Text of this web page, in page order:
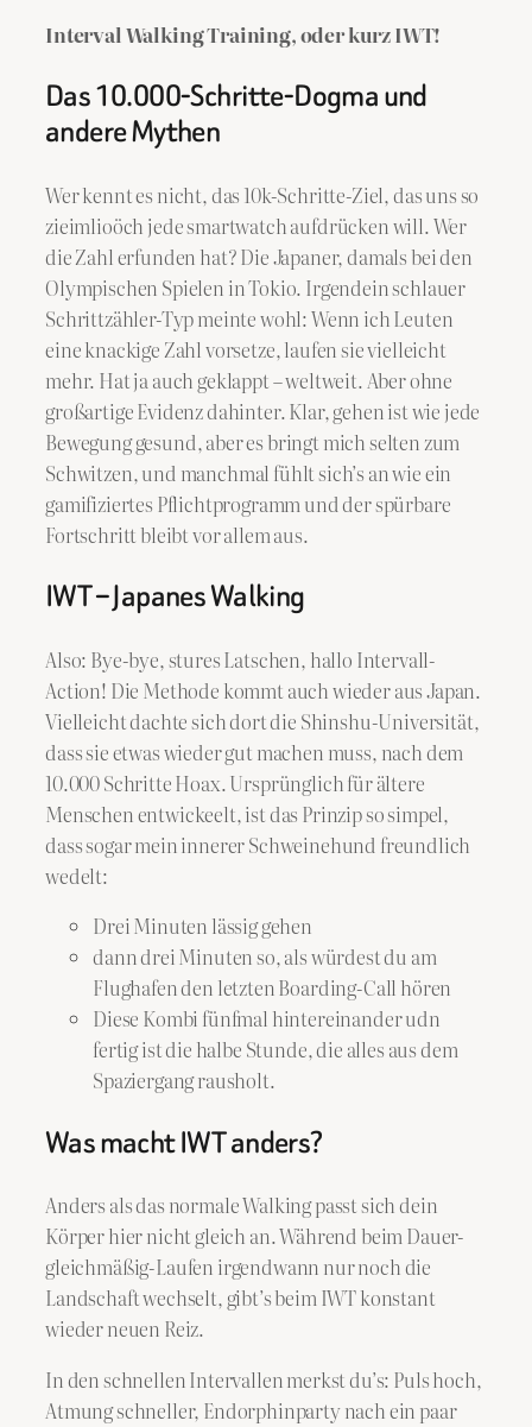
Interval Walking Training, oder kurz IWT!
Das 10.000-Schritte-Dogma und
andere Mythen
Wer kennt es nicht, das 10k-Schritte-Ziel, das uns so
zieimlioöch jede smartwatch aufdrücken will. Wer
die Zahl erfunden hat? Die Japaner, damals bei den
Olympischen Spielen in Tokio. Irgendein schlauer
Schrittzähler-Typ meinte wohl: Wenn ich Leuten
eine knackige Zahl vorsetze, laufen sie vielleicht
mehr. Hat ja auch geklappt – weltweit. Aber ohne
großartige Evidenz dahinter. Klar, gehen ist wie jede
Bewegung gesund, aber es bringt mich selten zum
Schwitzen, und manchmal fühlt sich’s an wie ein
gamifiziertes Pflichtprogramm und der spürbare
Fortschritt bleibt vor allem aus.
IWT – Japanes Walking
Also: Bye-bye, stures Latschen, hallo Intervall-
Action! Die Methode kommt auch wieder aus Japan.
Vielleicht dachte sich dort die Shinshu-Universität,
dass sie etwas wieder gut machen muss, nach dem
10.000 Schritte Hoax. Ursprünglich für ältere
Menschen entwickeelt, ist das Prinzip so simpel,
dass sogar mein innerer Schweinehund freundlich
wedelt:
Drei Minuten lässig gehen
dann drei Minuten so, als würdest du am
Flughafen den letzten Boarding-Call hören
Diese Kombi fünfmal hintereinander udn
fertig ist die halbe Stunde, die alles aus dem
Spaziergang rausholt.
Was macht IWT anders?
Anders als das normale Walking passt sich dein
Körper hier nicht gleich an. Während beim Dauer-
gleichmäßig-Laufen irgendwann nur noch die
Landschaft wechselt, gibt’s beim IWT konstant
wieder neuen Reiz.
In den schnellen Intervallen merkst du’s: Puls hoch,
Atmung schneller, Endorphinparty nach ein paar